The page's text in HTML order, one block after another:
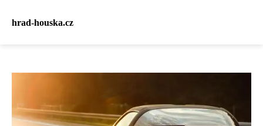
hrad-houska.cz